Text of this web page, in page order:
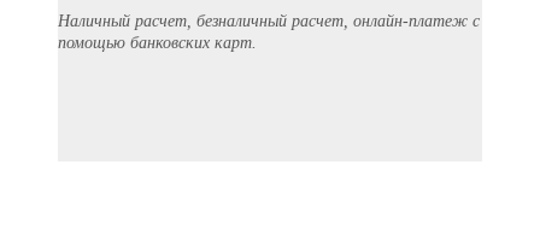
Наличный расчет, безналичный расчет, онлайн-платеж с
помощью банковских карт.